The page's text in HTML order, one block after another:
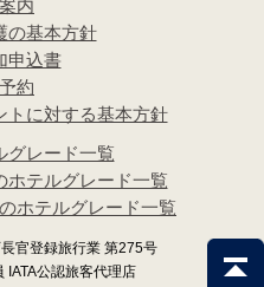
内
の基本方針
申込書
約
トに対する基本方針
グレード一覧
ホテルグレード一覧
ホテルグレード一覧
官登録旅行業 第275号
IATA公認旅客代理店